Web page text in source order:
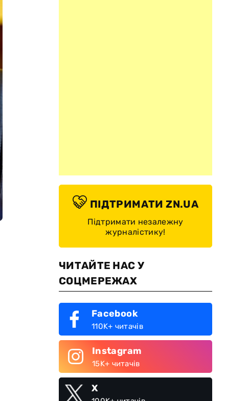
ПІДТРИМАТИ ZN.UA
Підтримати незалежну
журналістику!
ЧИТАЙТЕ НАС У
СОЦМЕРЕЖАХ
Facebook
110K+ читачів
Instagram
15K+ читачів
X